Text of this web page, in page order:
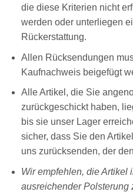
die diese Kriterien nicht
werden oder unterliegen
Rückerstattung.
Allen Rücksendungen
Kaufnachweis beigefügt
Alle Artikel, die Sie
zurückgeschickt haben,
bis sie unser Lager
sicher, dass Sie den
uns zurücksenden, der
Wir empfehlen, die Artikel
ausreichender Polsterung